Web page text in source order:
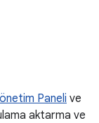
Paneli ve
aktarma ve